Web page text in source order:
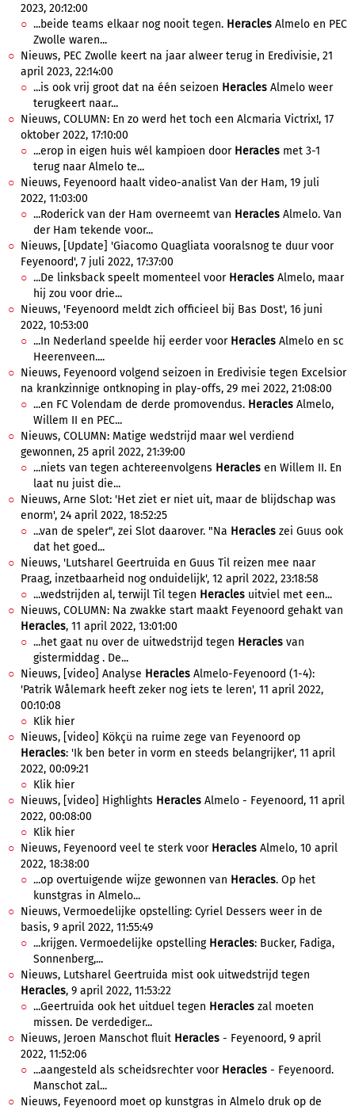
2023, 20:12:00
...beide teams elkaar nog nooit tegen. Heracles Almelo en PEC
Zwolle waren...
Nieuws, PEC Zwolle keert na jaar alweer terug in Eredivisie, 21
april 2023, 22:14:00
...is ook vrij groot dat na één seizoen Heracles Almelo weer
terugkeert naar...
Nieuws, COLUMN: En zo werd het toch een Alcmaria Victrix!, 17
oktober 2022, 17:10:00
...erop in eigen huis wél kampioen door Heracles met 3-1
terug naar Almelo te...
Nieuws, Feyenoord haalt video-analist Van der Ham, 19 juli
2022, 11:03:00
...Roderick van der Ham overneemt van Heracles Almelo. Van
der Ham tekende voor...
Nieuws, [Update] 'Giacomo Quagliata vooralsnog te duur voor
Feyenoord', 7 juli 2022, 17:37:00
...De linksback speelt momenteel voor Heracles Almelo, maar
hij zou voor drie...
Nieuws, 'Feyenoord meldt zich officieel bij Bas Dost', 16 juni
2022, 10:53:00
...In Nederland speelde hij eerder voor Heracles Almelo en sc
Heerenveen....
Nieuws, Feyenoord volgend seizoen in Eredivisie tegen Excelsior
na krankzinnige ontknoping in play-offs, 29 mei 2022, 21:08:00
...en FC Volendam de derde promovendus. Heracles Almelo,
Willem II en PEC...
Nieuws, COLUMN: Matige wedstrijd maar wel verdiend
gewonnen, 25 april 2022, 21:39:00
...niets van tegen achtereenvolgens Heracles en Willem II. En
laat nu juist die...
Nieuws, Arne Slot: 'Het ziet er niet uit, maar de blijdschap was
enorm', 24 april 2022, 18:52:25
...van de speler", zei Slot daarover. "Na Heracles zei Guus ook
dat het goed...
Nieuws, 'Lutsharel Geertruida en Guus Til reizen mee naar
Praag, inzetbaarheid nog onduidelijk', 12 april 2022, 23:18:58
...wedstrijden al, terwijl Til tegen Heracles uitviel met een...
Nieuws, COLUMN: Na zwakke start maakt Feyenoord gehakt van
Heracles, 11 april 2022, 13:01:00
...het gaat nu over de uitwedstrijd tegen Heracles van
gistermiddag . De...
Nieuws, [video] Analyse Heracles Almelo-Feyenoord (1-4):
'Patrik Wålemark heeft zeker nog iets te leren', 11 april 2022,
00:10:08
Klik hier
Nieuws, [video] Kökçü na ruime zege van Feyenoord op
Heracles: 'Ik ben beter in vorm en steeds belangrijker', 11 april
2022, 00:09:21
Klik hier
Nieuws, [video] Highlights Heracles Almelo - Feyenoord, 11 april
2022, 00:08:00
Klik hier
Nieuws, Feyenoord veel te sterk voor Heracles Almelo, 10 april
2022, 18:38:00
...op overtuigende wijze gewonnen van Heracles. Op het
kunstgras in Almelo...
Nieuws, Vermoedelijke opstelling: Cyriel Dessers weer in de
basis, 9 april 2022, 11:55:49
...krijgen. Vermoedelijke opstelling Heracles: Bucker, Fadiga,
Sonnenberg,...
Nieuws, Lutsharel Geertruida mist ook uitwedstrijd tegen
Heracles, 9 april 2022, 11:53:22
...Geertruida ook het uitduel tegen Heracles zal moeten
missen. De verdediger...
Nieuws, Jeroen Manschot fluit Heracles - Feyenoord, 9 april
2022, 11:52:06
...aangesteld als scheidsrechter voor Heracles - Feyenoord.
Manschot zal...
Nieuws, Feyenoord moet op kunstgras in Almelo druk op de